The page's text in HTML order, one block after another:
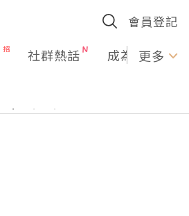
會員登記
社群熱話 成為U更多